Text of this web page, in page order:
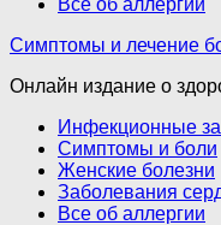
Все об аллергии
Симптомы и лечение
Онлайн издание о
Инфекционные
Симптомы и боли
Женские болезни
Заболевания
Все об аллергии